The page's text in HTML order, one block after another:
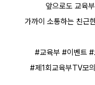
앞으로도 교육
가까이 소통하는 친근
#교육부 #이벤트
#제1회교육부TV모